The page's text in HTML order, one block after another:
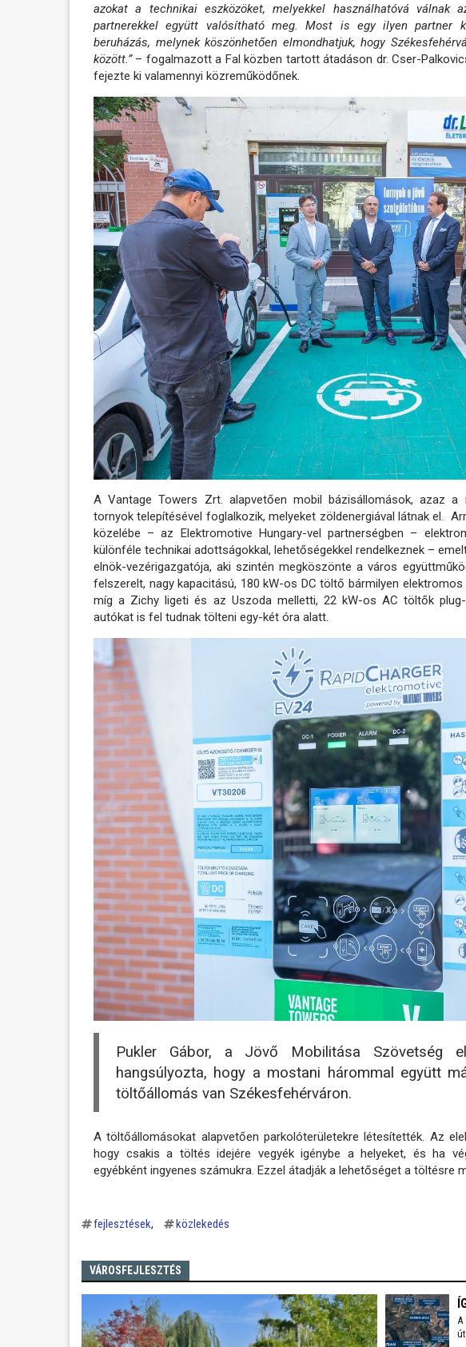
azokat a technikai eszközöket, melyekkel használhatóvá válnak
partnerekkel együtt valósítható meg. Most is egy ilyen partner
beruházás, melynek köszönhetően elmondhatjuk, hogy
között.” – fogalmazott a Fal közben tartott átadáson dr. Cser-
fejezte ki valamennyi közreműködőnek.
A Vantage Towers Zrt. alapvetően mobil bázisállomások, azaz a
tornyok telepítésével foglalkozik, melyeket zöldenergiával látnak el.
közelébe – az Elektromotive Hungary-vel partnerségben –
különféle technikai adottságokkal, lehetőségekkel rendelkeznek –
elnök-vezérigazgatója, aki szintén megköszönte a város
felszerelt, nagy kapacitású, 180 kW-os DC töltő bármilyen
míg a Zichy ligeti és az Uszoda melletti, 22 kW-os AC töltők
autókat is fel tudnak tölteni egy-két óra alatt.
Pukler Gábor, a Jövő Mobilitása Szövetség
hangsúlyozta, hogy a mostani hárommal együtt
töltőállomás van Székesfehérváron.
A töltőállomásokat alapvetően parkolóterületekre létesítették. Az
hogy csakis a töltés idejére vegyék igénybe a helyeket, és ha
egyébként ingyenes számukra. Ezzel átadják a lehetőséget a töltésre
fejlesztések közlekedés
VÁROSFEJLESZTÉS
A